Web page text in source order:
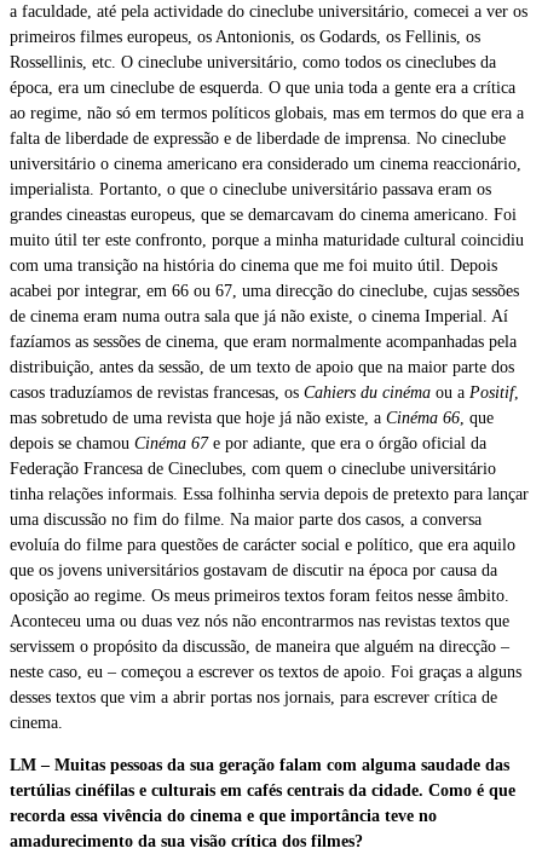
a faculdade, até pela actividade do cineclube universitário, comecei a ver os
primeiros filmes europeus, os Antonionis, os Godards, os Fellinis, os
Rossellinis, etc. O cineclube universitário, como todos os cineclubes da
época, era um cineclube de esquerda. O que unia toda a gente era a crítica
ao regime, não só em termos políticos globais, mas em termos do que era a
falta de liberdade de expressão e de liberdade de imprensa. No cineclube
universitário o cinema americano era considerado um cinema reaccionário,
imperialista. Portanto, o que o cineclube universitário passava eram os
grandes cineastas europeus, que se demarcavam do cinema americano. Foi
muito útil ter este confronto, porque a minha maturidade cultural coincidiu
com uma transição na história do cinema que me foi muito útil. Depois
acabei por integrar, em 66 ou 67, uma direcção do cineclube, cujas sessões
de cinema eram numa outra sala que já não existe, o cinema Imperial. Aí
fazíamos as sessões de cinema, que eram normalmente acompanhadas pela
distribuição, antes da sessão, de um texto de apoio que na maior parte dos
casos traduzíamos de revistas francesas, os Cahiers du cinéma ou a Positif,
mas sobretudo de uma revista que hoje já não existe, a Cinéma 66 , que
depois se chamou Cinéma 67 e por adiante, que era o órgão oficial da
Federação Francesa de Cineclubes, com quem o cineclube universitário
tinha relações informais. Essa folhinha servia depois de pretexto para lançar
uma discussão no fim do filme. Na maior parte dos casos, a conversa
evoluía do filme para questões de carácter social e político, que era aquilo
que os jovens universitários gostavam de discutir na época por causa da
oposição ao regime. Os meus primeiros textos foram feitos nesse âmbito.
Aconteceu uma ou duas vez nós não encontrarmos nas revistas textos que
servissem o propósito da discussão, de maneira que alguém na direcção –
neste caso, eu – começou a escrever os textos de apoio. Foi graças a alguns
desses textos que vim a abrir portas nos jornais, para escrever crítica de
cinema.
LM – Muitas pessoas da sua geração falam com alguma saudade das
tertúlias cinéfilas e culturais em cafés centrais da cidade. Como é que
recorda essa vivência do cinema e que importância teve no
amadurecimento da sua visão crítica dos filmes?